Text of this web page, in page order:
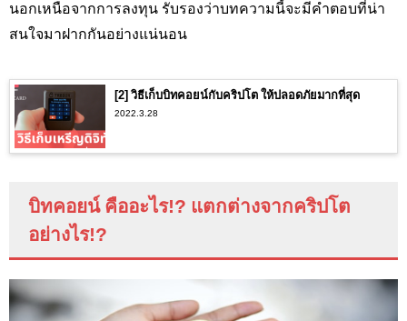
นอกเหนือจากการลงทุน รับรองว่าบทความนี้จะมีคำตอบที่น่า
สนใจมาฝากกันอย่างแน่นอน
[2] วิธีเก็บบิทคอยน์กับคริปโต ให้ปลอดภัยมากที่สุด
2022.3.28
บิทคอยน์ คืออะไร!? แตกต่างจากคริปโต
อย่างไร!?